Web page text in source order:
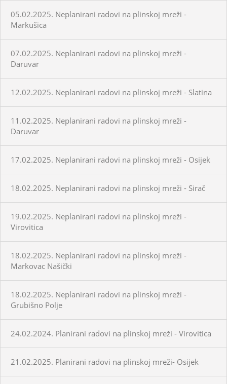
05.02.2025. Neplanirani radovi na plinskoj mreži -
Markušica
07.02.2025. Neplanirani radovi na plinskoj mreži -
Daruvar
12.02.2025. Neplanirani radovi na plinskoj mreži - Slatina
11.02.2025. Neplanirani radovi na plinskoj mreži -
Daruvar
17.02.2025. Neplanirani radovi na plinskoj mreži - Osijek
18.02.2025. Neplanirani radovi na plinskoj mreži - Sirač
19.02.2025. Neplanirani radovi na plinskoj mreži -
Virovitica
18.02.2025. Neplanirani radovi na plinskoj mreži -
Markovac Našički
18.02.2025. Neplanirani radovi na plinskoj mreži -
Grubišno Polje
24.02.2024. Planirani radovi na plinskoj mreži - Virovitica
21.02.2025. Planirani radovi na plinskoj mreži- Osijek